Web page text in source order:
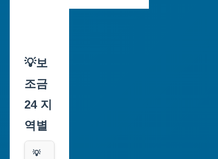
💡보
조금
24 지
역별
💡